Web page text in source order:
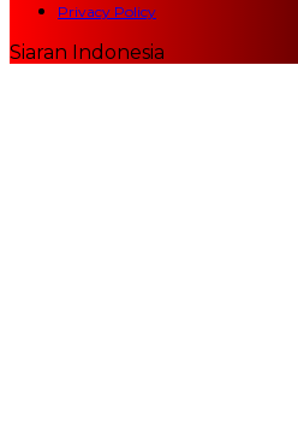
Privacy Policy
Siaran Indonesia